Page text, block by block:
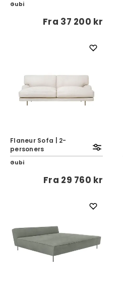
Gubi
Fra 37 200 kr
Flaneur Sofa | 2-
personers
Gubi
Fra 29 760 kr